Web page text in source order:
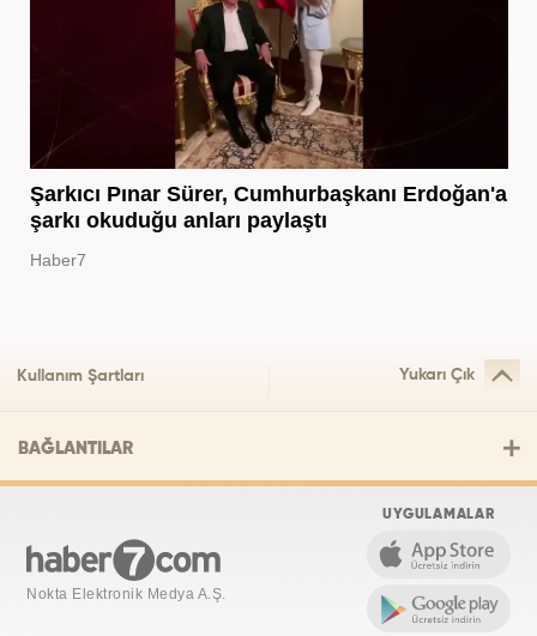
Şarkıcı Pınar Sürer, Cumhurbaşkanı Erdoğan'a
şarkı okuduğu anları paylaştı
Haber7
Kullanım Şartları Yukarı Çık
BAĞLANTILAR
Nokta Elektronik Medya A.Ş.
UYGULAMALAR